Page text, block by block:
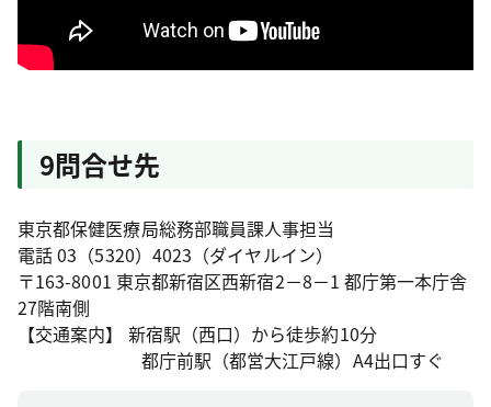
9問合せ先
東京都保健医療局総務部職員課人事担当
電話 03（5320）4023（ダイヤルイン）
〒163-8001 東京都新宿区西新宿2－8－1 都庁第一本庁舎
27階南側
【交通案内】 新宿駅（西口）から徒歩約10分
都庁前駅（都営大江戸線）A4出口すぐ